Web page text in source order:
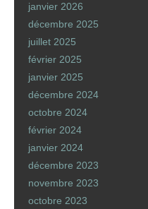
janvier 2026
décembre 2025
juillet 2025
février 2025
janvier 2025
décembre 2024
octobre 2024
février 2024
janvier 2024
décembre 2023
novembre 2023
octobre 2023